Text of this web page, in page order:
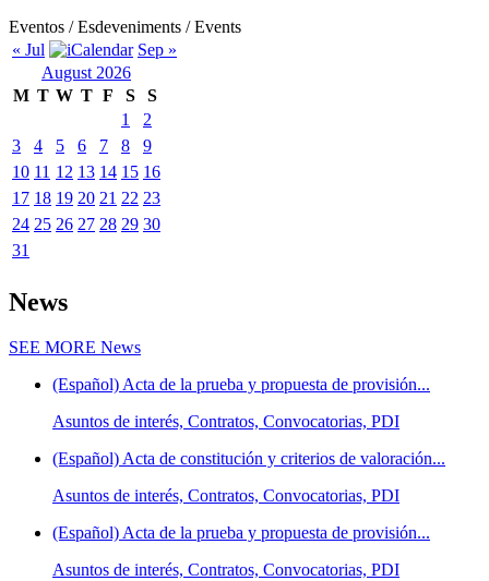
Eventos / Esdeveniments / Events
« Jul
Sep »
August 2026
M T W T F S
S
1
2
3
4 5 6 7 8
9
10 11 12 13 14 15 16
17 18 19 20 21 22 23
24 25 26 27 28 29 30
31
News
SEE MORE News
(Español) Acta de la prueba y propuesta de provisión...
Asuntos de interés, Contratos, Convocatorias, PDI
(Español) Acta de constitución y criterios de valoración...
Asuntos de interés, Contratos, Convocatorias, PDI
(Español) Acta de la prueba y propuesta de provisión...
Asuntos de interés, Contratos, Convocatorias, PDI